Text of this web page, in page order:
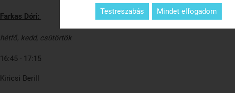
Farkas Dóri:
hétfő, kedd, csütörtök
16:45 - 17:15
Kiricsi Berill
Mindet elfogadom
Testreszabás